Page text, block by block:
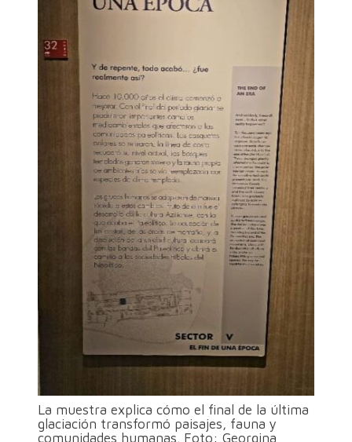
La muestra explica cómo el final de la última
glaciación transformó paisajes, fauna y
comunidades humanas. Foto: Georgina